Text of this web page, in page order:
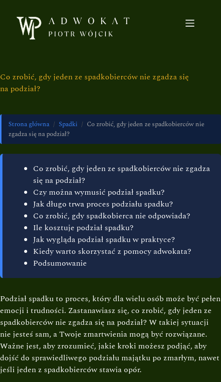
Co zrobić, gdy jeden ze spadkobierców nie zgadza się
na podział?
Strona główna / Spadki / Co zrobić, gdy jeden ze spadkobierców nie
zgadza się na podział?
Co zrobić, gdy jeden ze spadkobierców nie zgadza
się na podział?
Czy można wymusić podział spadku?
Jak długo trwa proces podziału spadku?
Co zrobić, gdy spadkobierca nie odpowiada?
Ile kosztuje podział spadku?
Jak wygląda podział spadku w praktyce?
Kiedy warto skorzystać z pomocy adwokata?
Podsumowanie
Podział spadku to proces, który dla wielu osób może być pełen
emocji i trudności. Zastanawiasz się, co zrobić, gdy jeden ze
spadkobierców nie zgadza się na podział? W takiej sytuacji
nie jesteś sam, a Twoje zmartwienia mogą być rozwiązane.
Ważne jest, aby zrozumieć, jakie kroki możesz podjąć, aby
dojść do sprawiedliwego podziału majątku po zmarłym, nawet
jeśli jeden z spadkobierców stawia opór.